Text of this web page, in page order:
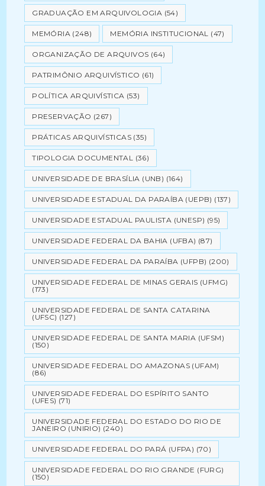
GRADUAÇÃO EM ARQUIVOLOGIA (54)
MEMÓRIA (248) MEMÓRIA INSTITUCIONAL (47)
ORGANIZAÇÃO DE ARQUIVOS (64)
PATRIMÔNIO ARQUIVÍSTICO (61)
POLÍTICA ARQUIVÍSTICA (53)
PRESERVAÇÃO (267)
PRÁTICAS ARQUIVÍSTICAS (35)
TIPOLOGIA DOCUMENTAL (36)
UNIVERSIDADE DE BRASÍLIA (UNB) (164)
UNIVERSIDADE ESTADUAL DA PARAÍBA (UEPB) (137)
UNIVERSIDADE ESTADUAL PAULISTA (UNESP) (95)
UNIVERSIDADE FEDERAL DA BAHIA (UFBA) (87)
UNIVERSIDADE FEDERAL DA PARAÍBA (UFPB) (200)
UNIVERSIDADE FEDERAL DE MINAS GERAIS (UFMG)
(173)
UNIVERSIDADE FEDERAL DE SANTA CATARINA
(UFSC) (127)
UNIVERSIDADE FEDERAL DE SANTA MARIA (UFSM)
(150)
UNIVERSIDADE FEDERAL DO AMAZONAS (UFAM)
(86)
UNIVERSIDADE FEDERAL DO ESPÍRITO SANTO
(UFES) (71)
UNIVERSIDADE FEDERAL DO ESTADO DO RIO DE
JANEIRO (UNIRIO) (240)
UNIVERSIDADE FEDERAL DO PARÁ (UFPA) (70)
UNIVERSIDADE FEDERAL DO RIO GRANDE (FURG)
(150)